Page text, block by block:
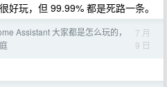
好玩，但 99.99% 都是死路一条。
Assistant 大家都是怎么玩的，
7 月
9 日